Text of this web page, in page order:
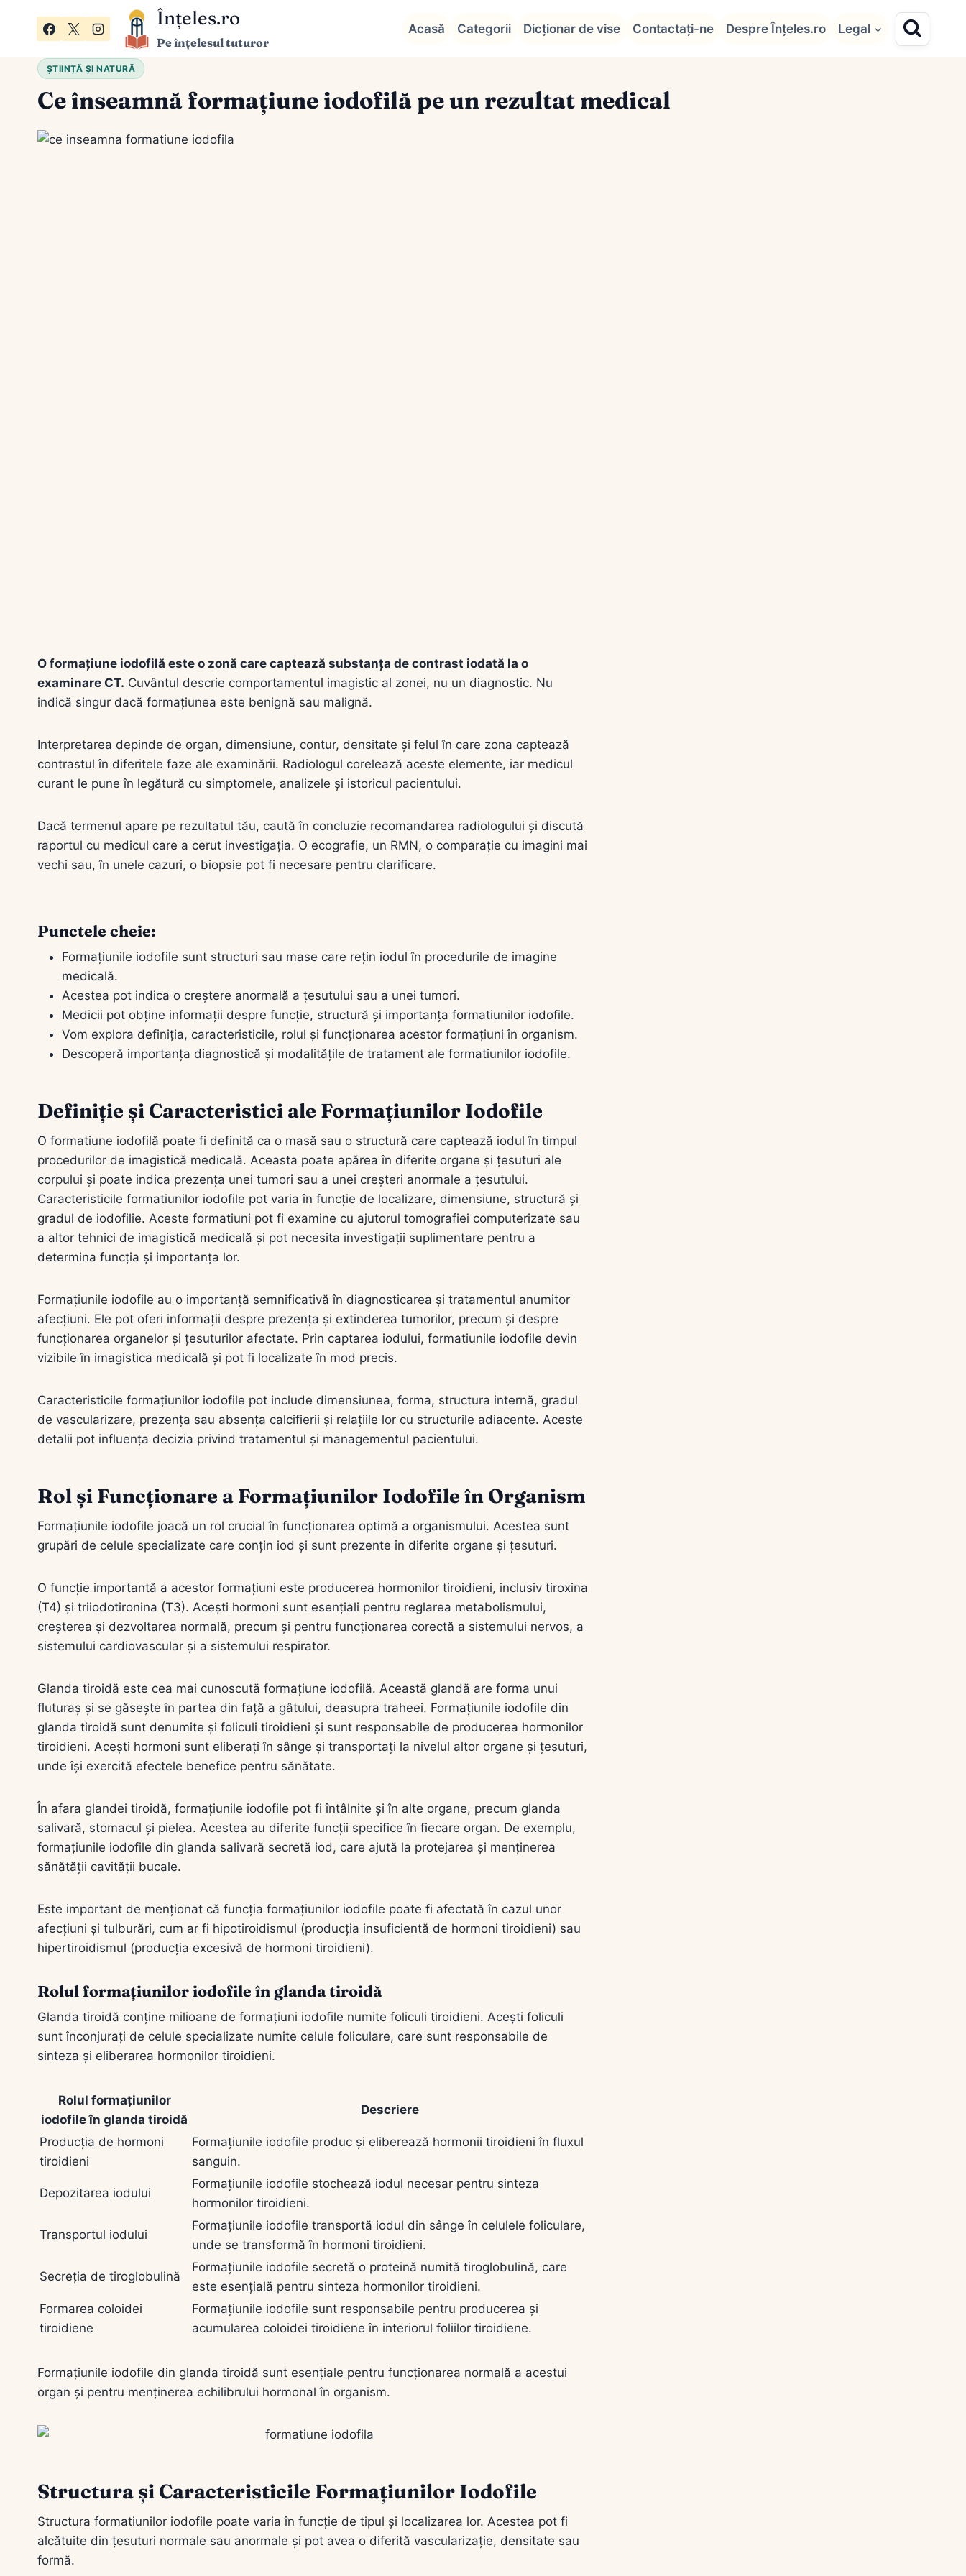
Înțeles.ro
Pe înțelesul tuturor
Acasă Categorii Dicționar de vise Contactați-ne Despre Înțeles.ro Legal
ȘTIINȚĂ ȘI NATURĂ
Ce înseamnă formațiune iodofilă pe un rezultat medical
O formațiune iodofilă este o zonă care captează substanța de contrast iodată la o
examinare CT. Cuvântul descrie comportamentul imagistic al zonei, nu un diagnostic. Nu
indică singur dacă formațiunea este benignă sau malignă.
Interpretarea depinde de organ, dimensiune, contur, densitate și felul în care zona captează
contrastul în diferitele faze ale examinării. Radiologul corelează aceste elemente, iar medicul
curant le pune în legătură cu simptomele, analizele și istoricul pacientului.
Dacă termenul apare pe rezultatul tău, caută în concluzie recomandarea radiologului și discută
raportul cu medicul care a cerut investigația. O ecografie, un RMN, o comparație cu imagini mai
vechi sau, în unele cazuri, o biopsie pot fi necesare pentru clarificare.
Punctele cheie:
Formațiunile iodofile sunt structuri sau mase care rețin iodul în procedurile de imagine
medicală.
Acestea pot indica o creștere anormală a țesutului sau a unei tumori.
Medicii pot obține informații despre funcție, structură și importanța formatiunilor iodofile.
Vom explora definiția, caracteristicile, rolul și funcționarea acestor formațiuni în organism.
Descoperă importanța diagnostică și modalitățile de tratament ale formatiunilor iodofile.
Definiție și Caracteristici ale Formațiunilor Iodofile
O formatiune iodofilă poate fi definită ca o masă sau o structură care captează iodul în timpul
procedurilor de imagistică medicală. Aceasta poate apărea în diferite organe și țesuturi ale
corpului și poate indica prezența unei tumori sau a unei creșteri anormale a țesutului.
Caracteristicile formatiunilor iodofile pot varia în funcție de localizare, dimensiune, structură și
gradul de iodofilie. Aceste formatiuni pot fi examine cu ajutorul tomografiei computerizate sau
a altor tehnici de imagistică medicală și pot necesita investigații suplimentare pentru a
determina funcția și importanța lor.
Formațiunile iodofile au o importanță semnificativă în diagnosticarea și tratamentul anumitor
afecțiuni. Ele pot oferi informații despre prezența și extinderea tumorilor, precum și despre
funcționarea organelor și țesuturilor afectate. Prin captarea iodului, formatiunile iodofile devin
vizibile în imagistica medicală și pot fi localizate în mod precis.
Caracteristicile formațiunilor iodofile pot include dimensiunea, forma, structura internă, gradul
de vascularizare, prezența sau absența calcifierii și relațiile lor cu structurile adiacente. Aceste
detalii pot influența decizia privind tratamentul și managementul pacientului.
Rol și Funcționare a Formațiunilor Iodofile în Organism
Formațiunile iodofile joacă un rol crucial în funcționarea optimă a organismului. Acestea sunt
grupări de celule specializate care conțin iod și sunt prezente în diferite organe și țesuturi.
O funcție importantă a acestor formațiuni este producerea hormonilor tiroidieni, inclusiv tiroxina
(T4) și triiodotironina (T3). Acești hormoni sunt esențiali pentru reglarea metabolismului,
creșterea și dezvoltarea normală, precum și pentru funcționarea corectă a sistemului nervos, a
sistemului cardiovascular și a sistemului respirator.
Glanda tiroidă este cea mai cunoscută formațiune iodofilă. Această glandă are forma unui
fluturaș și se găsește în partea din față a gâtului, deasupra traheei. Formațiunile iodofile din
glanda tiroidă sunt denumite și foliculi tiroidieni și sunt responsabile de producerea hormonilor
tiroidieni. Acești hormoni sunt eliberați în sânge și transportați la nivelul altor organe și țesuturi,
unde își exercită efectele benefice pentru sănătate.
În afara glandei tiroidă, formațiunile iodofile pot fi întâlnite și în alte organe, precum glanda
salivară, stomacul și pielea. Acestea au diferite funcții specifice în fiecare organ. De exemplu,
formațiunile iodofile din glanda salivară secretă iod, care ajută la protejarea și menținerea
sănătății cavității bucale.
Este important de menționat că funcția formațiunilor iodofile poate fi afectată în cazul unor
afecțiuni și tulburări, cum ar fi hipotiroidismul (producția insuficientă de hormoni tiroidieni) sau
hipertiroidismul (producția excesivă de hormoni tiroidieni).
Rolul formațiunilor iodofile în glanda tiroidă
Glanda tiroidă conține milioane de formațiuni iodofile numite foliculi tiroidieni. Acești foliculi
sunt înconjurați de celule specializate numite celule foliculare, care sunt responsabile de
sinteza și eliberarea hormonilor tiroidieni.
Rolul formațiunilor
iodofile în glanda tiroidă
Descriere
Producția de hormoni
tiroidieni
Formațiunile iodofile produc și eliberează hormonii tiroidieni în fluxul
sanguin.
Depozitarea iodului
Formațiunile iodofile stochează iodul necesar pentru sinteza
hormonilor tiroidieni.
Transportul iodului
Formațiunile iodofile transportă iodul din sânge în celulele foliculare,
unde se transformă în hormoni tiroidieni.
Secreția de tiroglobulină
Formațiunile iodofile secretă o proteină numită tiroglobulină, care
este esențială pentru sinteza hormonilor tiroidieni.
Formarea coloidei
tiroidiene
Formațiunile iodofile sunt responsabile pentru producerea și
acumularea coloidei tiroidiene în interiorul foliilor tiroidiene.
Formațiunile iodofile din glanda tiroidă sunt esențiale pentru funcționarea normală a acestui
organ și pentru menținerea echilibrului hormonal în organism.
Structura și Caracteristicile Formațiunilor Iodofile
Structura formatiunilor iodofile poate varia în funcție de tipul și localizarea lor. Acestea pot fi
alcătuite din țesuturi normale sau anormale și pot avea o diferită vascularizație, densitate sau
formă.